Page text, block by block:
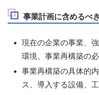
事業計画に含めるべ
現在の企業の事業、
環境、事業再構築の
事業再構築の具体的
ス、導入する設備、工